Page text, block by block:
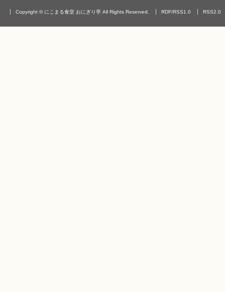
Copyright © にこまる食堂 おにぎり亭 All Rights Reserved. RDF/RSS1.0 RSS2.0